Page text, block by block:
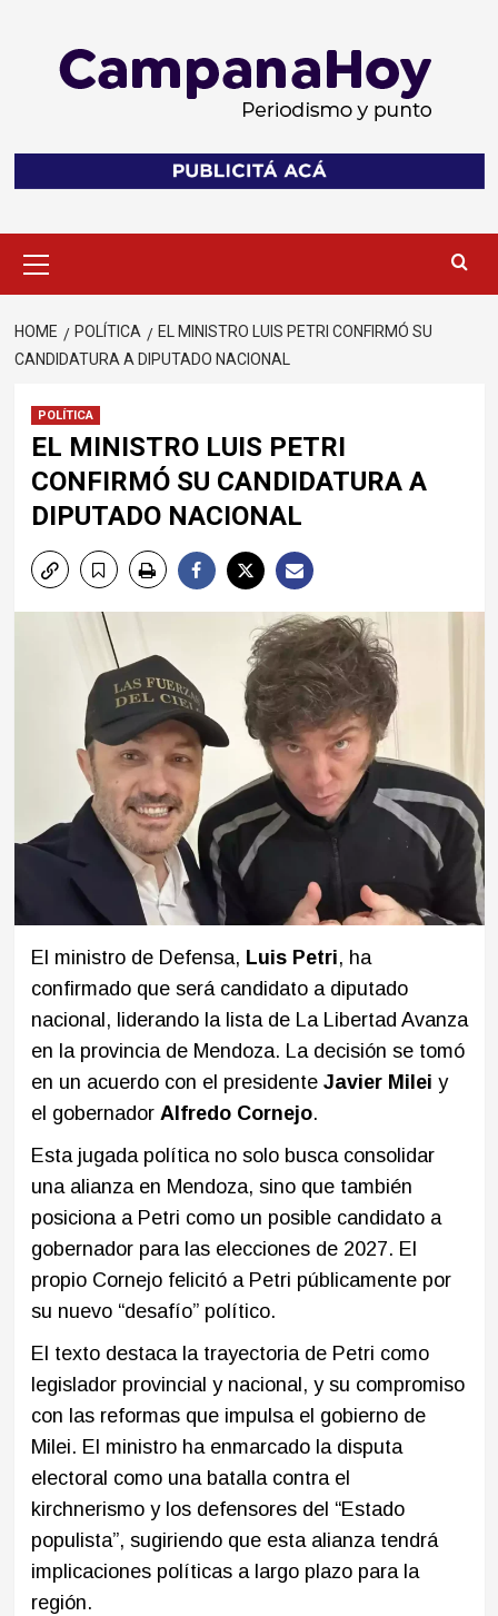
Menu
HOME POLÍTICA
EL MINISTRO LUIS PETRI CONFIRMÓ SU
CANDIDATURA A DIPUTADO NACIONAL
POLÍTICA
EL MINISTRO LUIS PETRI
CONFIRMÓ SU CANDIDATURA A
DIPUTADO NACIONAL
El ministro de Defensa, Luis Petri, ha
confirmado que será candidato a diputado
nacional, liderando la lista de La Libertad Avanza
en la provincia de Mendoza. La decisión se tomó
en un acuerdo con el presidente Javier Milei y
el gobernador Alfredo Cornejo.
Esta jugada política no solo busca consolidar
una alianza en Mendoza, sino que también
posiciona a Petri como un posible candidato a
gobernador para las elecciones de 2027. El
propio Cornejo felicitó a Petri públicamente por
su nuevo “desafío” político.
El texto destaca la trayectoria de Petri como
legislador provincial y nacional, y su compromiso
con las reformas que impulsa el gobierno de
Milei. El ministro ha enmarcado la disputa
electoral como una batalla contra el
kirchnerismo y los defensores del “Estado
populista”, sugiriendo que esta alianza tendrá
implicaciones políticas a largo plazo para la
región.